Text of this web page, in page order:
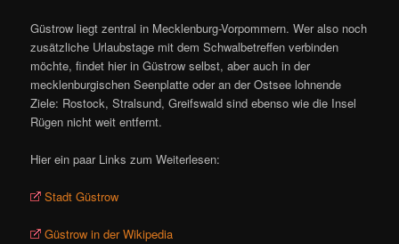
Güstrow liegt zentral in Mecklenburg-Vorpommern. Wer also noch
zusätzliche Urlaubstage mit dem Schwalbetreffen verbinden
möchte, findet hier in Güstrow selbst, aber auch in der
mecklenburgischen Seenplatte oder an der Ostsee lohnende
Ziele: Rostock, Stralsund, Greifswald sind ebenso wie die Insel
Rügen nicht weit entfernt.
Hier ein paar Links zum Weiterlesen:
Stadt Güstrow
Güstrow in der Wikipedia